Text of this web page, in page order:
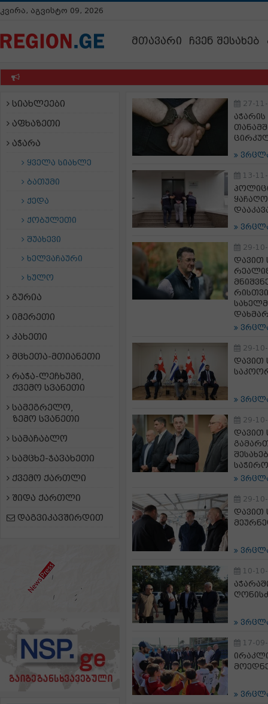
კვირა, აგვისტო 09, 2026
მთავარი ჩვენ შესახებ
სიახლეები
აფხაზეთი
აჭარა
ყველა სიახლე
ბათუმი
ქედა
ქობულეთი
შუახევი
ხელვაჩაური
ხულო
გურია
იმერეთი
კახეთი
მცხეთა-მთიანეთი
რაჭა-ლეჩხუმი,
ქვემო სვანეთი
სამეგრელო,
ზემო სვანეთი
სამაჩაბლო
სამცხე-ჯავახეთი
ქვემო ქართლი
შიდა ქართლი
დაგვიკავშირდით
27-
13-
29-
დავით
29-
დავით
29-
დავით
29-
დავით
10-
17-